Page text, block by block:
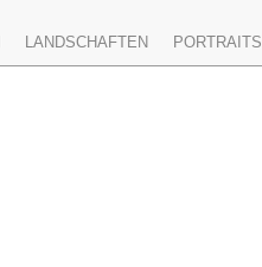
LANDSCHAFTEN PORTRAITS